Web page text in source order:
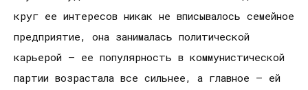
круг ее интересов никак не вписывалось семейное
предприятие, она занималась политической
карьерой – ее популярность в коммунистической
партии возрастала все сильнее, а главное – ей